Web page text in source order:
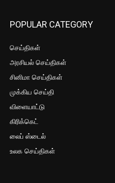
POPULAR CATEGORY
செய்திகள்
அரசியல் செய்திகள்
சினிமா செய்திகள்
முக்கிய செய்தி
விளையாட்டு
கிரிக்கெட்
லைப் ஸ்டைல்
உலக செய்திகள்